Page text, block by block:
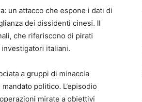
un attacco che espone i dati di
dei dissidenti cinesi. Il
che riferiscono di pirati
italiani.
a gruppi di minaccia
politico. L’episodio
mirate a obiettivi